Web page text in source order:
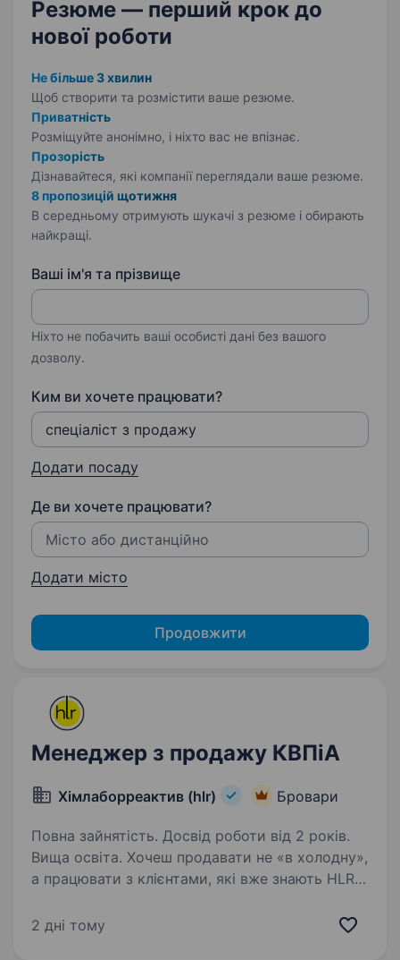
Резюме — перший крок до
нової роботи
Не більше 3 хвилин
Щоб створити та розмістити ваше резюме.
Приватність
Розміщуйте анонімно, і ніхто вас не впізнає.
Прозорість
Дізнавайтеся, які компанії переглядали ваше резюме.
8 пропозицій щотижня
В середньому отримують шукачі з резюме і обирають
найкращі.
Ваші ім'я та прізвище
Ніхто не побачить ваші особисті дані без вашого
дозволу.
Ким ви хочете працювати?
Додати посаду
Де ви хочете працювати?
Додати місто
Продовжити
Менеджер з продажу КВПіА
Хімлаборреактив (hlr) Бровари
Повна зайнятість. Досвід роботи від 2 років.
Вища освіта. Хочеш продавати не «в холодну»,
а працювати з клієнтами, які вже знають HLR?
з продажу: готова клієнтська база,
2 дні тому